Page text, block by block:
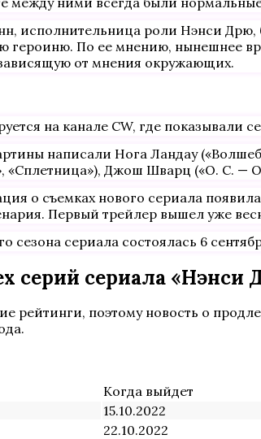
исполнительница роли Нэнси Дрю,
героиню. По ее мнению, нынешнее
от мнения окружающих.
на канале CW, где показывали
написали Нога Ландау
«Сплетница»), Джош Шварц («О. С. —
о съемках нового сериала
Первый трейлер вышел уже
сезона сериала состоялась 6
серий сериала «Нэнси
рейтинги, поэтому новость о
Когда выйдет
15.10.2022
22.10.2022